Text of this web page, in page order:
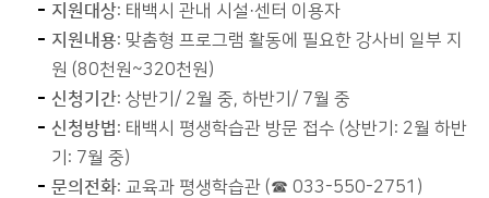
지원대상: 태백시 관내 시설·센터 이용자
지원내용: 맞춤형 프로그램 활동에 필요한 강사비 일부 지
원 (80천원~320천원)
신청기간: 상반기/ 2월 중, 하반기/ 7월 중
신청방법: 태백시 평생학습관 방문 접수 (상반기: 2월 하반
기: 7월 중)
문의전화: 교육과 평생학습관 (☎ 033-550-2751)